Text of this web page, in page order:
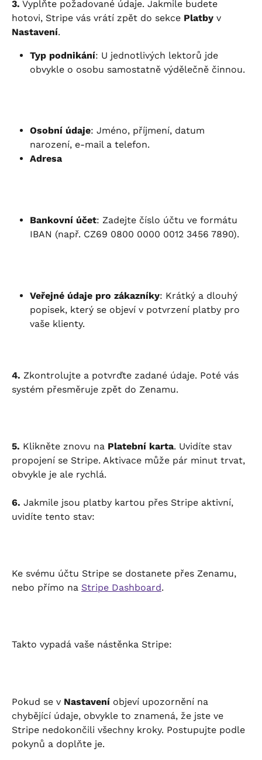
3. Vyplňte požadované údaje. Jakmile budete
hotovi, Stripe vás vrátí zpět do sekce Platby v
Nastavení.
Typ podnikání: U jednotlivých lektorů jde
obvykle o osobu samostatně výdělečně činnou.
Osobní údaje: Jméno, příjmení, datum
narození, e-mail a telefon.
Adresa
Bankovní účet: Zadejte číslo účtu ve formátu
IBAN (např. CZ69 0800 0000 0012 3456 7890).
Veřejné údaje pro zákazníky: Krátký a dlouhý
popisek, který se objeví v potvrzení platby pro
vaše klienty.
4. Zkontrolujte a potvrďte zadané údaje. Poté vás
systém přesměruje zpět do Zenamu.
5. Klikněte znovu na Platební karta. Uvidíte stav
propojení se Stripe. Aktivace může pár minut trvat,
obvykle je ale rychlá.
6. Jakmile jsou platby kartou přes Stripe aktivní,
uvidíte tento stav:
Ke svému účtu Stripe se dostanete přes Zenamu,
nebo přímo na Stripe Dashboard.
Takto vypadá vaše nástěnka Stripe:
Pokud se v Nastavení objeví upozornění na
chybějící údaje, obvykle to znamená, že jste ve
Stripe nedokončili všechny kroky. Postupujte podle
pokynů a doplňte je.